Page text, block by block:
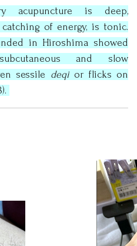
acupuncture is deep,
of energy, is tonic.
in Hiroshima showed
and slow
sessile deqi or flicks on